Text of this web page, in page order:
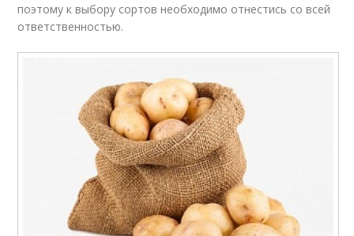
поэтому к выбору сортов необходимо отнестись со всей
ответственностью.